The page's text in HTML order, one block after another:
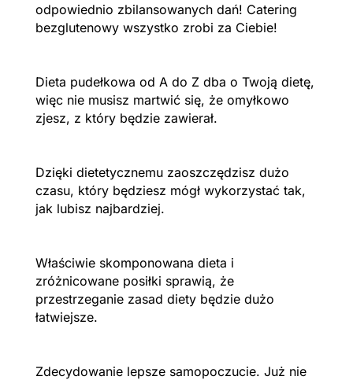
odpowiednio zbilansowanych dań! Catering
bezglutenowy wszystko zrobi za Ciebie!
Dieta pudełkowa od A do Z dba o Twoją dietę,
więc nie musisz martwić się, że omyłkowo
zjesz, z który będzie zawierał.
Dzięki dietetycznemu zaoszczędzisz dużo
czasu, który będziesz mógł wykorzystać tak,
jak lubisz najbardziej.
Właściwie skomponowana dieta i
zróżnicowane posiłki sprawią, że
przestrzeganie zasad diety będzie dużo
łatwiejsze.
Zdecydowanie lepsze samopoczucie. Już nie